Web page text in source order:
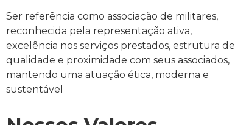
Ser referência como associação de militares,
reconhecida pela representação ativa,
excelência nos serviços prestados, estrutura de
qualidade e proximidade com seus associados,
mantendo uma atuação ética, moderna e
sustentável